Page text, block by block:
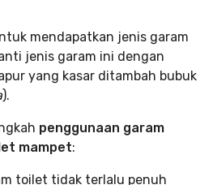
mendapatkan jenis garam
jenis garam ini dengan
yang kasar ditambah bubuk
).
penggunaan garam
mampet:
toilet tidak terlalu penuh